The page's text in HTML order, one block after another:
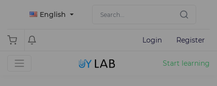
English
Login Register
Start learning